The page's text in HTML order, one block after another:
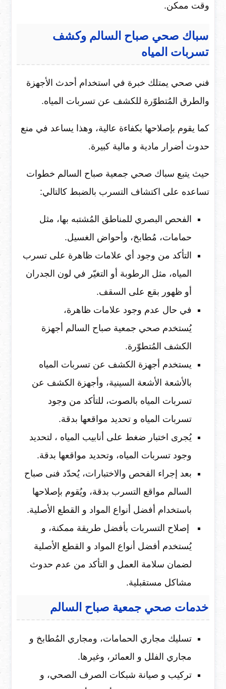
وقت ممكن.
سباك صحي صباح السالم وكشف
تسربات المياه
فني صحي يمتلك خبرة في استخدام أحدث الأجهزة
والطرق المُتطوّرة للكشف عن تسربات المياه.
كما يقوم بإصلاحها بكفاءة عالية، وهذا يساعد في منع
حدوث أضرار مادية و مالية كبيرة.
حيث يتبع سباك صحي جمعية صباح السالم خطوات
تساعده على اكتشاف التسرب بالضبط كالتالي:
الفحص البصري للمناطق المُشتبه بها، مثل
حمامات، مُطابخ، وأحواض الغسيل.
التأكد من وجود أي علامات ظاهرة على تسرب
المياه، مثل الرطوبة أو التغيّر في لون الجدران
أو ظهور بقع على السقف.
في حال عدم وجود علامات ظاهرة،
يُستخدم صحي جمعية صباح السالم أجهزة
الكشف المُتطوّرة.
يستخدم أجهزة الكشف عن تسربات المياه
بالأشعة الأشعة السينية، وأجهزة الكشف عن
تسربات المياه بالصوت، للتأكد من وجود
تسربات المياه و تحديد مواقعها بدقة.
يُجرى اختبار ضغط على أنابيب المياه ، لتحديد
وجود تسربات المياه، وتحديد مواقعها بدقة.
بعد إجراء الفحص والاختبارات، يُحدّد فنى صباح
السالم مواقع التسرب بدقة، ويُقوم بإصلاحها
باستخدام أفضل أنواع المواد و القطع الأصلية.
إصلاح التسربات بأفضل طريقة ممكنة، و
يُستخدم أفضل أنواع المواد و القطع الأصلية
لضمان سلامة العمل و التأكد من عدم حدوث
مشاكل مستقبلية.
خدمات صحي جمعية صباح السالم
تسليك مجاري الحمامات، ومجاري المُطابخ و
مجاري الفلل و العمائر، وغيرها.
تركيب و صيانة شبكات الصرف الصحي، و